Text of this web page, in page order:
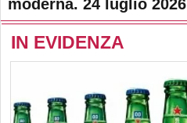
moderna. 24 luglio 2026
IN EVIDENZA